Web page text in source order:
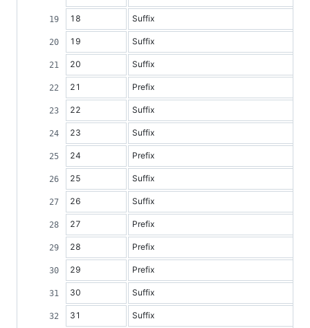
18 Suffix
19 Suffix
20 Suffix
21 Prefix
22 Suffix
23 Suffix
24 Prefix
25 Suffix
26 Suffix
27 Prefix
28 Prefix
29 Prefix
30 Suffix
31 Suffix